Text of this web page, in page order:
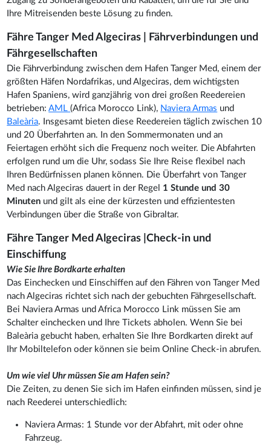
Ihre Mitreisenden beste Lösung zu finden.
Fähre Tanger Med Algeciras | Fährverbindungen und
Fährgesellschaften
Die Fährverbindung zwischen dem Hafen Tanger Med, einem der
größten Häfen Nordafrikas, und Algeciras, dem wichtigsten
Hafen Spaniens, wird ganzjährig von drei großen Reedereien
betrieben:AML(Africa Morocco Link), Naviera Armas und
Baleària. Insgesamt bieten diese Reedereien täglich zwischen 10
und 20 Überfahrten an. In den Sommermonaten und an
Feiertagen erhöht sich die Frequenz noch weiter. Die Abfahrten
erfolgen rund um die Uhr, sodass Sie Ihre Reise flexibel nach
Ihren Bedürfnissen planen können. Die Überfahrt von Tanger
Med nach Algeciras dauert in der Regel 1 Stunde und 30
Minuten und gilt als eine der kürzesten und effizientesten
Verbindungen über die Straße von Gibraltar.
Fähre Tanger Med Algeciras |Check-in und
Einschiffung
Wie Sie Ihre Bordkarte erhalten
Das Einchecken und Einschiffen auf den Fähren von Tanger Med
nach Algeciras richtet sich nach der gebuchten Fährgesellschaft.
Bei Naviera Armas und Africa Morocco Link müssen Sie am
Schalter einchecken und Ihre Tickets abholen. Wenn Sie bei
Baleària gebucht haben, erhalten Sie Ihre Bordkarten direkt auf
Ihr Mobiltelefon oder können sie beim Online Check-in abrufen.
Um wie viel Uhr müssen Sie am Hafen sein?
Die Zeiten, zu denen Sie sich im Hafen einfinden müssen, sind je
nach Reederei unterschiedlich:
Naviera Armas: 1 Stunde vor der Abfahrt, mit oder ohne
Fahrzeug.